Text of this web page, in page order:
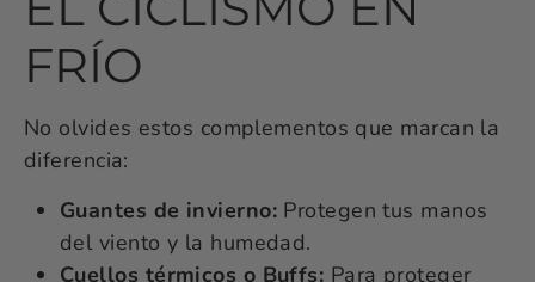
FRÍO
No olvides estos complementos que marcan la
diferencia:
Guantes de invierno: Protegen tus manos
del viento y la humedad.
Cuellos térmicos o Buffs: Para proteger